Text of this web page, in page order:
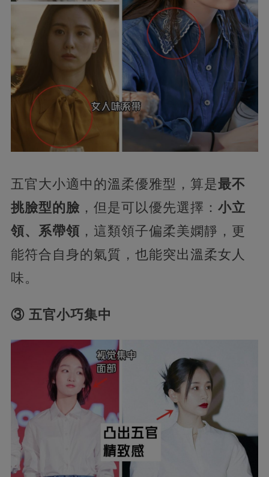
五官大小適中的溫柔優雅型，算是最不
挑臉型的臉 ，但是可以優先選擇： 小立
領、系帶領 ，這類領子偏柔美嫻靜，更
能符合自身的氣質，也能突出溫柔女人
味。
③ 五官小巧集中